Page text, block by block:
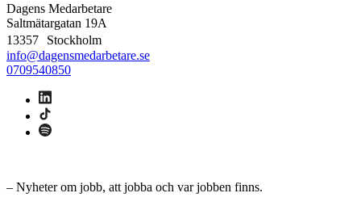
Dagens Medarbetare
Saltmätargatan 19A
13357 Stockholm
info@dagensmedarbetare.se
0709540850
– Nyheter om jobb, att jobba och var jobben finns.